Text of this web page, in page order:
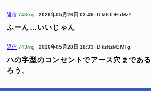
返信 743mg 2026年05月26日 03:49 ID:k0ODE5MzY
ふーん…いいじゃん
返信 743mg 2026年05月28日 18:33 ID:kzNzM3MTg
ハの字型のコンセントでアース穴まであ
ろう。